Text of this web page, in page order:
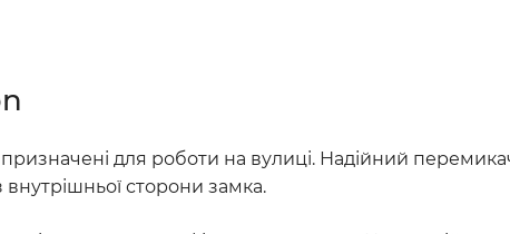
для роботи на вулиці. Надійний
сторони замка.